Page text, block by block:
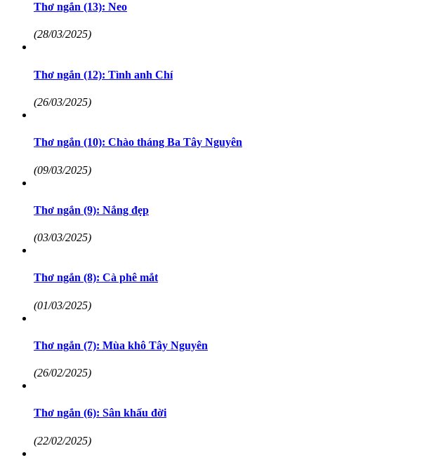
Thơ ngắn (13): Neo
(28/03/2025)
Thơ ngắn (12): Tình anh Chí
(26/03/2025)
Thơ ngắn (10): Chào tháng Ba Tây Nguyên
(09/03/2025)
Thơ ngắn (9): Nắng đẹp
(03/03/2025)
Thơ ngắn (8): Cà phê mắt
(01/03/2025)
Thơ ngắn (7): Mùa khô Tây Nguyên
(26/02/2025)
Thơ ngắn (6): Sân khấu đời
(22/02/2025)